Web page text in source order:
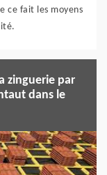
ce fait les moyens
zinguerie par
dans le